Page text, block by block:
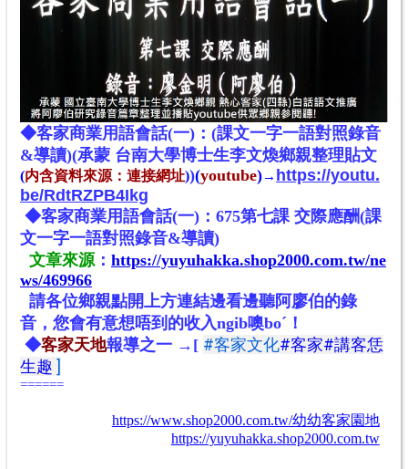
◆客家商業用語會話(一)： (課文一字一語對照錄音
&導讀)(承蒙 台南大學博士生李文煥鄉親整理貼文
(内含資料來源：連接網址))(youtube)→ https://youtu.
be/RdtRZPB4Ikg
◆客家商業用語會話(一)：675第七課 交際應酬(課
文一字一語對照錄音&導讀)
文章來源 ： https://yuyuhakka.shop2000.com.tw/ne
ws/469966
請各位鄉親點開上方連結邊看邊聽阿廖伯的錄
音，您會有意想唔到的收入ngib噢boˊ ！
◆客家天地報導之一 → [ #客家文化#客家#講客恁
生趣 ]
======
https://www.shop2000.com.tw/幼幼客家園地
https://yuyuhakka.shop2000.com.tw